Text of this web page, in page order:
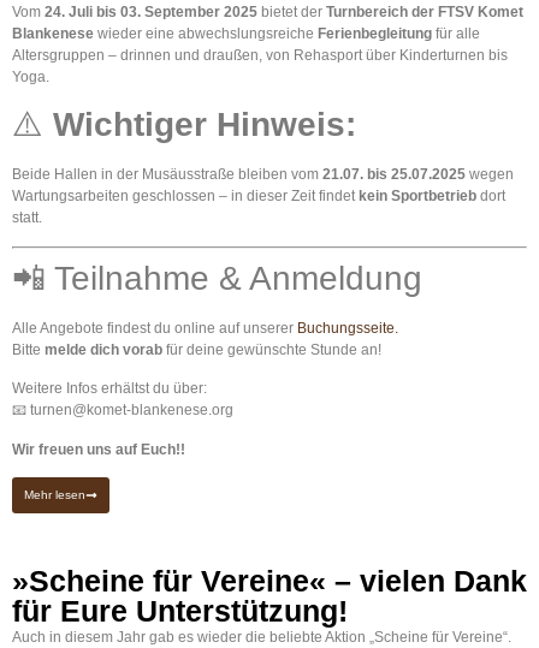
Vom 24. Juli bis 03. September 2025 bietet der Turnbereich der FTSV Komet
Blankenese wieder eine abwechslungsreiche Ferienbegleitung für alle
Altersgruppen – drinnen und draußen, von Rehasport über Kinderturnen bis
Yoga.
⚠️ Wichtiger Hinweis:
Beide Hallen in der Musäusstraße bleiben vom 21.07. bis 25.07.2025 wegen
Wartungsarbeiten geschlossen – in dieser Zeit findet kein Sportbetrieb dort
statt.
📲 Teilnahme & Anmeldung
Alle Angebote findest du online auf unserer Buchungsseite.
Bitte melde dich vorab für deine gewünschte Stunde an!
Weitere Infos erhältst du über:
📧 turnen@komet-blankenese.org
Wir freuen uns auf Euch!!
Mehr lesen
»Scheine für Vereine« – vielen Dank
für Eure Unterstützung!
Auch in diesem Jahr gab es wieder die beliebte Aktion „Scheine für Vereine“.